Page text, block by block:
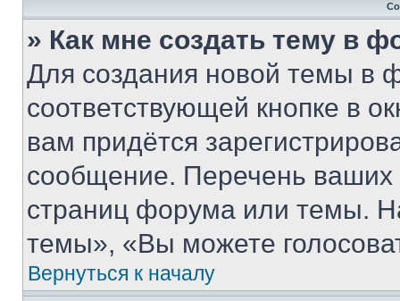
» Как мне создать тему в
Для создания новой темы в
соответствующей кнопке в
вам придётся
сообщение. Перечень ваших
страниц форума или темы.
темы», «Вы можете
Вернуться к началу